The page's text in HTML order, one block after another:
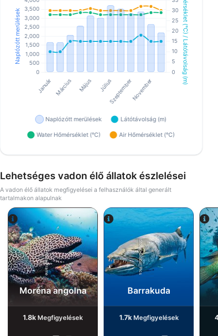
Lehetséges vadon élő állatok észlelései
A vadon élő állatok megfigyelései a felhasználók által generált
tartalmakon alapulnak
Alamy-WaterFrame
Moréna angolna
1.8k Megfigyelések
iStock-Global_Pics
Barrakuda
1.7kMegfigyelések